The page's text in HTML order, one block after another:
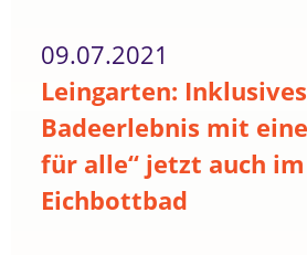
09.07.2021
Leingarten: Inklusives
Badeerlebnis mit
für alle“ jetzt auch im
Eichbottbad